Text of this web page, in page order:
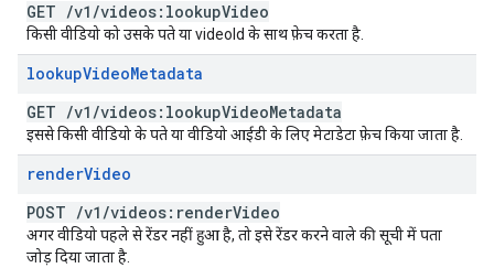
GET /v1 /videos:lookupVideo
किसी वीडियो को उसके पते या videoId के साथ फ़ेच करता है.
lookupVideoMetadata
GET /v1 /videos:lookupVideoMetadata
इससे किसी वीडियो के पते या वीडियो आईडी के लिए मेटाडेटा फ़ेच किया जाता है.
renderVideo
POST /v1 /videos:renderVideo
अगर वीडियो पहले से रेंडर नहीं हुआ है, तो इसे रेंडर करने वाले की सूची में पता
जोड़ दिया जाता है.